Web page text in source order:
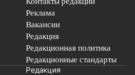
Реклама
Вакансии
Редакция
Редакционная политика
Редакционные стандарты
Редакция